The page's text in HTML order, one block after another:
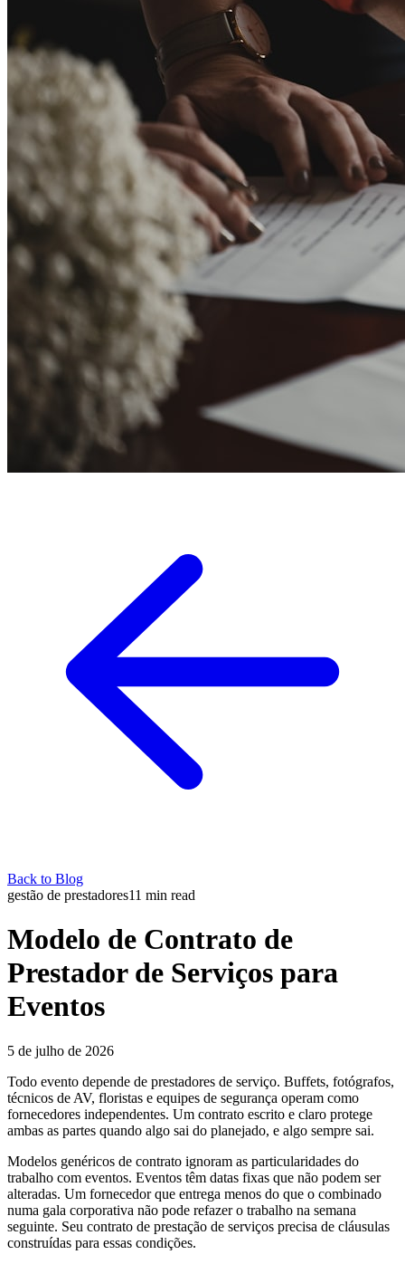
Back to Blog
gestão de prestadores11 min read
Modelo de Contrato de
Prestador de Serviços para
Eventos
5 de julho de 2026
Todo evento depende de prestadores de serviço. Buffets, fotógrafos,
técnicos de AV, floristas e equipes de segurança operam como
fornecedores independentes. Um contrato escrito e claro protege
ambas as partes quando algo sai do planejado, e algo sempre sai.
Modelos genéricos de contrato ignoram as particularidades do
trabalho com eventos. Eventos têm datas fixas que não podem ser
alteradas. Um fornecedor que entrega menos do que o combinado
numa gala corporativa não pode refazer o trabalho na semana
seguinte. Seu contrato de prestação de serviços precisa de cláusulas
construídas para essas condições.